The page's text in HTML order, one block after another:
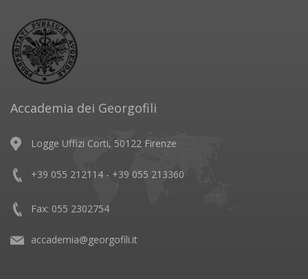
Accademia dei Georgofili
Logge Uffizi Corti, 50122 Firenze
+39 055 212114 - +39 055 213360
Fax: 055 2302754
accademia@georgofili.it